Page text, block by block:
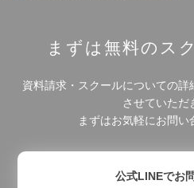
まずは無料のス
資料請求・スクールについての
させていただ
まずはお気軽にお問い
公式LINEでお